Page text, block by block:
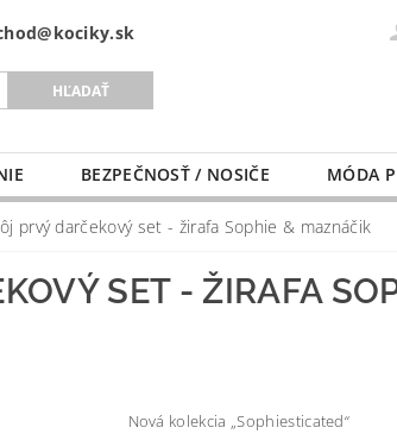
BEZPEČNOSŤ / NOSIČE
MÓDA
PRE MAMIČKU NAŠE SLUŽBY
prvý darčekový set - žirafa Sophie & maznáčik
SET - ŽIRAFA
Nová kolekcia „Sophiesticated“